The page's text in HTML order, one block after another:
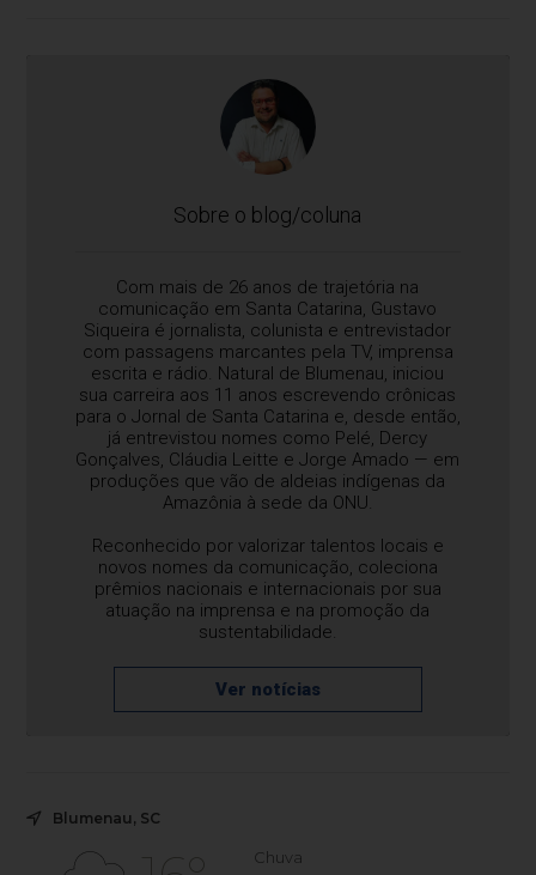
Sobre o blog/coluna
Com mais de 26 anos de trajetória na
comunicação em Santa Catarina, Gustavo
Siqueira é jornalista, colunista e entrevistador
com passagens marcantes pela TV, imprensa
escrita e rádio. Natural de Blumenau, iniciou
sua carreira aos 11 anos escrevendo crônicas
para o Jornal de Santa Catarina e, desde então,
já entrevistou nomes como Pelé, Dercy
Gonçalves, Cláudia Leitte e Jorge Amado — em
produções que vão de aldeias indígenas da
Amazônia à sede da ONU.
Reconhecido por valorizar talentos locais e
novos nomes da comunicação, coleciona
prêmios nacionais e internacionais por sua
atuação na imprensa e na promoção da
sustentabilidade.
Ver notícias
Blumenau, SC
Chuva